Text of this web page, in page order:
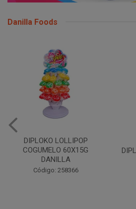
Danilla Foods
DIPLOKO LOLLIPOP MONST
60X15G DANILLA